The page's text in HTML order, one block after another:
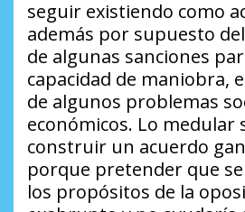
seguir existiendo como
además por supuesto
de algunas sanciones
capacidad de maniobra,
de algunos problemas
económicos. Lo medular
construir un acuerdo
porque pretender que
los propósitos de la